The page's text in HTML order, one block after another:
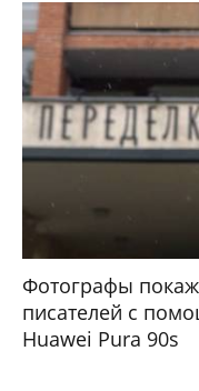
Фотографы
писателей с
Huawei Pura 90s